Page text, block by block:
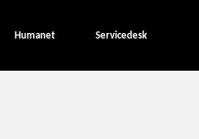
Humanet Servicedesk